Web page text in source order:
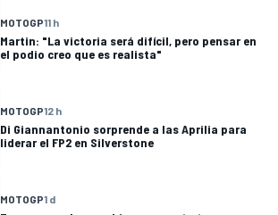
MOTOGP11 h
Martin: "La victoria será difícil, pero pensar en
el podio creo que es realista"
MOTOGP12 h
Di Giannantonio sorprende a las Aprilia para
liderar el FP2 en Silverstone
MOTOGP1 d